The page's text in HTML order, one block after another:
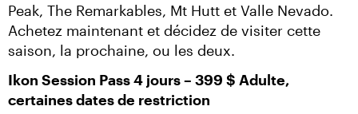
Peak, The Remarkables, Mt Hutt et Valle Nevado.
Achetez maintenant et décidez de visiter cette
saison, la prochaine, ou les deux.
Ikon Session Pass 4 jours – 399 $ Adulte,
certaines dates de restriction